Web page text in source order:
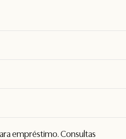
empréstimo. Consultas